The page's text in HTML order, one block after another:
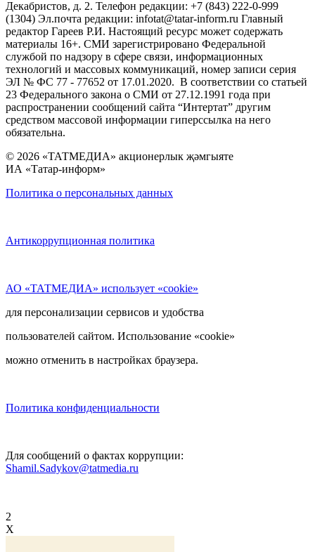
Декабристов, д. 2. Телефон редакции: +7 (843) 222-0-999
(1304) Эл.почта редакции: infotat@tatar-inform.ru Главный
редактор Гареев Р.И. Настоящий ресурс может содержать
материалы 16+. СМИ зарегистрировано Федеральной
службой по надзору в сфере связи, информационных
технологий и массовых коммуникаций, номер записи серия
ЭЛ № ФС 77 - 77652 от 17.01.2020. В соответствии со статьей
23 Федерального закона о СМИ от 27.12.1991 года при
распространении сообщений сайта “Интертат” другим
средством массовой информации гиперссылка на него
обязательна.
© 2026 «ТАТМЕДИА» акционерлык җәмгыяте
ИА «Татар-информ»
Политика о персональных данных
Антикоррупционная политика
АО «ТАТМЕДИА» использует «cookie»
для персонализации сервисов и удобства
пользователей сайтом. Использование «cookie»
можно отменить в настройках браузера.
Политика конфиденциальности
Для сообщений о фактах коррупции:
Shamil.Sadykov@tatmedia.ru
2
X